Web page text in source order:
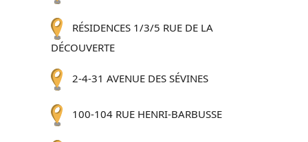
RÉSIDENCES 1/3/5 RUE DE LA
DÉCOUVERTE
2-4-31 AVENUE DES SÉVINES
100-104 RUE HENRI-BARBUSSE